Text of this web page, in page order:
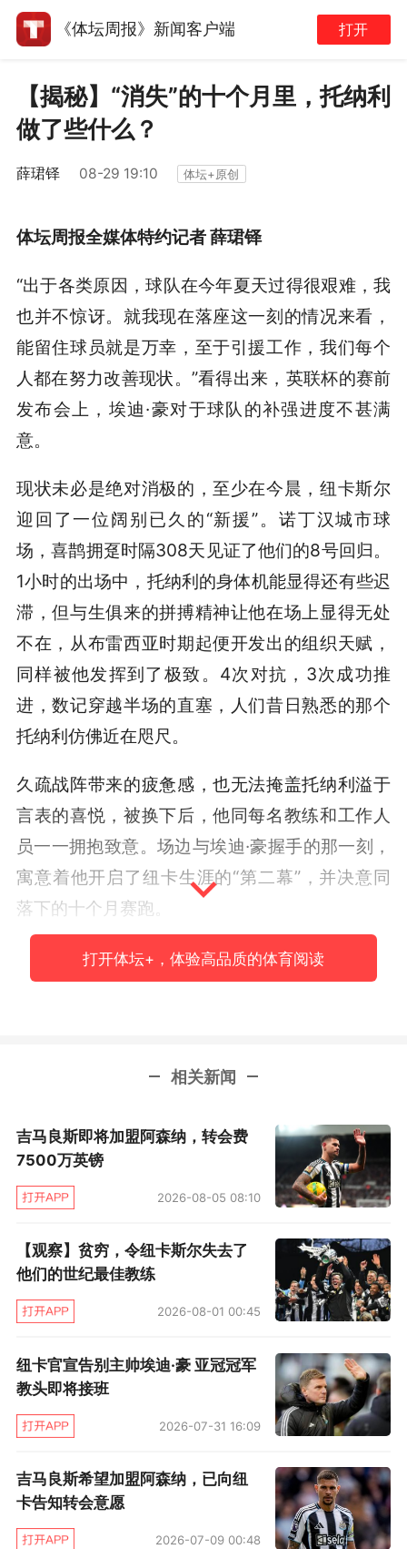
《体坛周报》新闻客户端 打开
【揭秘】“消失”的十个月里，托纳利
做了些什么？
薛珺铎 08-29 19:10 体坛+原创
体坛周报全媒体特约记者 薛珺铎
“出于各类原因，球队在今年夏天过得很艰难，我
也并不惊讶。就我现在落座这一刻的情况来看，
能留住球员就是万幸，至于引援工作，我们每个
人都在努力改善现状。”看得出来，英联杯的赛前
发布会上，埃迪·豪对于球队的补强进度不甚满
意。
现状未必是绝对消极的，至少在今晨，纽卡斯尔
迎回了一位阔别已久的“新援”。诺丁汉城市球
场，喜鹊拥趸时隔308天见证了他们的8号回归。
1小时的出场中，托纳利的身体机能显得还有些迟
滞，但与生俱来的拼搏精神让他在场上显得无处
不在，从布雷西亚时期起便开发出的组织天赋，
同样被他发挥到了极致。4次对抗，3次成功推
进，数记穿越半场的直塞，人们昔日熟悉的那个
托纳利仿佛近在咫尺。
久疏战阵带来的疲惫感，也无法掩盖托纳利溢于
言表的喜悦，被换下后，他同每名教练和工作人
员一一拥抱致意。场边与埃迪·豪握手的那一刻，
寓意着他开启了纽卡生涯的“第二幕”，并决意同
落下的十个月赛跑。
恼怒源自巨大期望
中。在管理岗深耕多年的阿什沃斯第一反应甚至
是否无误。在他眼中，“这件事对于我和埃迪都属
于百分之百的意外。”随着托纳利的经纪人里索确
认自己的客户患有“赌博成瘾”，一纸囊括高额罚
定。
转会敲定时，阿什沃斯在发布会上踌躇满志，“他
队对同位置的要求”。球队内部，托纳利的加盟一
度被视作标志性引援：既反映了俱乐部的引援效
率，即插即用的性价比，和彰显俱乐部文化的个
而国际比赛日回归后旋即遭遇禁赛，对于已经开
始为伤病潮发愁的纽卡而言，无疑是雪上加霜。
打开体坛+，体验高品质的体育阅读
相关新闻
吉马良斯即将加盟阿森纳，转会费
7500万英镑
2026-08-05 08:10
【观察】贫穷，令纽卡斯尔失去了
他们的世纪最佳教练
2026-08-01 00:45
纽卡官宣告别主帅埃迪·豪 亚冠冠军
教头即将接班
2026-07-31 16:09
吉马良斯希望加盟阿森纳，已向纽
卡告知转会意愿
2026-07-09 00:48